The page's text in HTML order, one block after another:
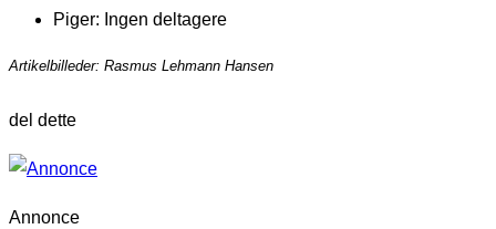
Piger: Ingen deltagere
Artikelbilleder: Rasmus Lehmann Hansen
del dette
Annonce